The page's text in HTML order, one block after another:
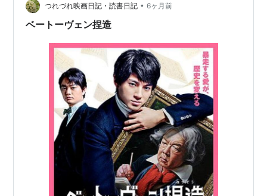
グ参加中映画（←クリック感謝） ランキング参加中goo
からきました（←クリック感謝） ランキング参加中映画
つれづれ映画日記・読書日記 • 6ヶ月前
ベートーヴェン捏造